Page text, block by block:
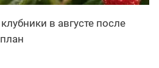
в августе после